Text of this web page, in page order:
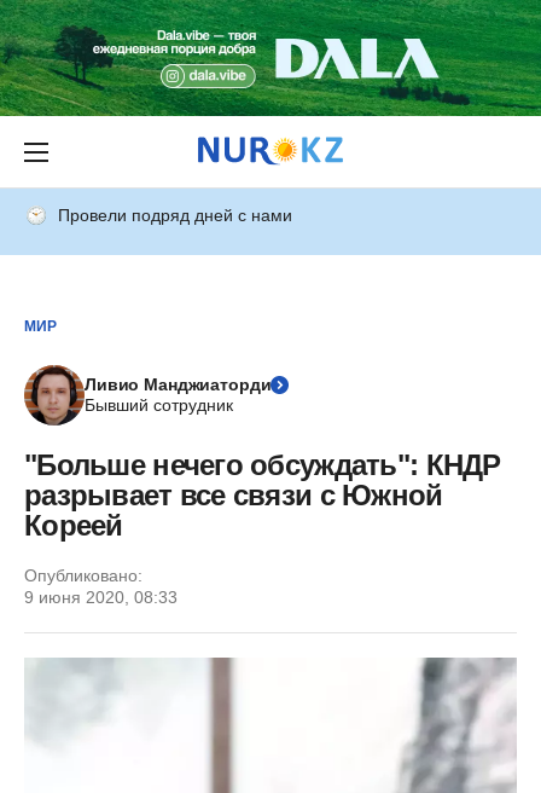
Провели подряд дней с нами
МИР
Ливио Манджиаторди
Бывший сотрудник
"Больше нечего обсуждать": КНДР
разрывает все связи с Южной
Кореей
Опубликовано:
9 июня 2020, 08:33